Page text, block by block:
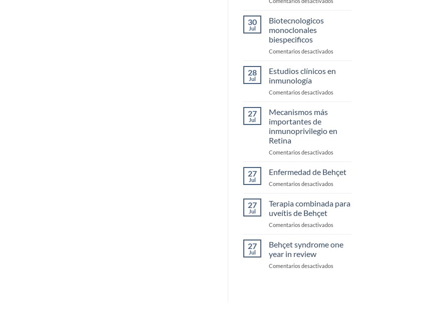
de
30
Jul
Biotecnologicos
monoclonales
biespecificos
Comentarios desactivadosen
28
Jul
Estudios clínicos en
inmunología
Comentarios desactivadosen
27
Jul
Mecanismos más
importantes de
inmunoprivilegio en
Retina
Comentarios desactivadosen
más
importantes
de
en
27
Jul
Enfermedad de Behçet
Comentarios desactivadosen
Behçet
27
Jul
Terapia combinada para
uveítis de Behçet
Comentarios desactivadosen
de
27
Jul
Behçet syndrome one
year in review
Comentarios desactivadosen